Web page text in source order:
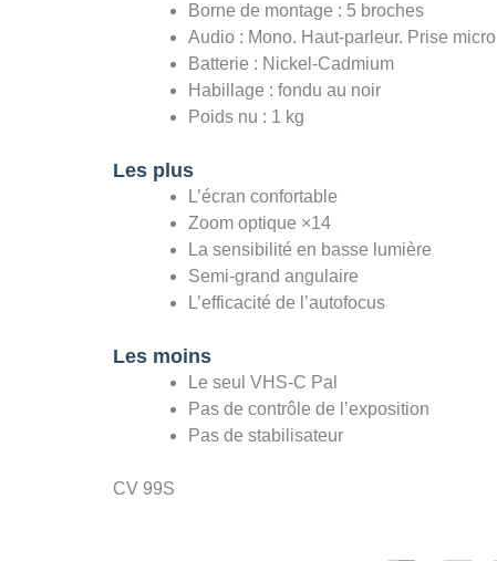
Borne de montage : 5 broches
Audio : Mono. Haut-parleur. Prise micro
Batterie : Nickel-Cadmium
Habillage : fondu au noir
Poids nu : 1 kg
Les plus
L’écran confortable
Zoom optique ×14
La sensibilité en basse lumière
Semi-grand angulaire
L’efficacité de l’autofocus
Les moins
Le seul VHS-C Pal
Pas de contrôle de l’exposition
Pas de stabilisateur
CV 99S